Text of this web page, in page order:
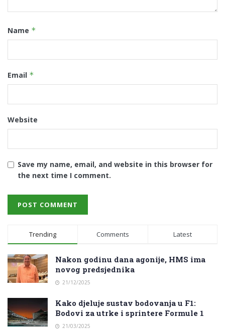
Name *
Email *
Website
Save my name, email, and website in this browser for
the next time I comment.
Trending Comments Latest
Nakon godinu dana agonije, HMS ima
novog predsjednika
21/12/2025
Kako djeluje sustav bodovanja u F1:
Bodovi za utrke i sprintere Formule 1
21/03/2025